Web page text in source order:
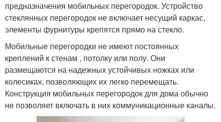
предназначения мобильных перегородок. Устройство
стеклянных перегородок не включает несущий каркас,
элементы фурнитуры крепятся прямо на стекло.
Мобильные перегородки не имеют постоянных
креплений к стенам , потолку или полу. Они
размещаются на надежных устойчивых ножках или
колесиках, позволяющих их легко перемещать.
Конструкция мобильных перегородок для дома обычно
не позволяет включать в них коммуникационные каналы.